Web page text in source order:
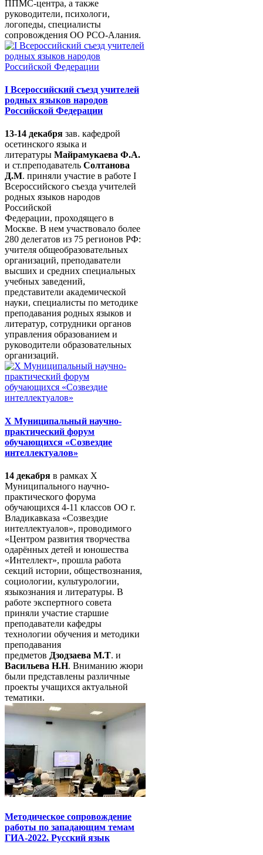
ППМС-центра, а также
руководители, психологи,
логопеды, специалисты
сопровождения ОО РСО-Алания.
I Всероссийский съезд учителей
родных языков народов
Российской Федерации
13-14 декабря зав. кафедрой
осетинского языка и
литературы Майрамукаева Ф.А.
и ст.преподаватель Солтанова
Д.М. приняли участие в работе I
Всероссийского съезда учителей
родных языков народов
Российской
Федерации, проходящего в
Москве. В нем участвовало более
280 делегатов из 75 регионов РФ:
учителя общеобразовательных
организаций, преподаватели
высших и средних специальных
учебных заведений,
представители академической
науки, специалисты по методике
преподавания родных языков и
литератур, сотрудники органов
управления образованием и
руководители образовательных
организаций.
X Муниципальный научно-
практический форум
обучающихся «Созвездие
интеллектуалов»
14 декабря в рамках X
Муниципального научно-
практического форума
обучающихся 4-11 классов ОО г.
Владикавказа «Созвездие
интеллектуалов», проводимого
«Центром развития творчества
одарённых детей и юношества
«Интеллект», прошла работа
секций истории, обществознания,
социологии, культурологии,
языкознания и литературы. В
работе экспертного совета
приняли участие старшие
преподаватели кафедры
технологии обучения и методики
преподавания
предметов Дзодзаева М.Т. и
Васильева Н.Н. Вниманию жюри
были представлены различные
проекты учащихся актуальной
тематики.
Методическое сопровождение
работы по западающим темам
ГИА-2022. Русский язык